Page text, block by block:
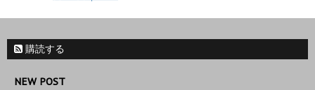
購読する
NEW POST